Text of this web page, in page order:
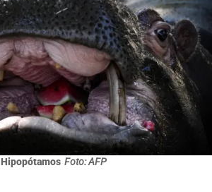
Hipopótamos Foto: AFP